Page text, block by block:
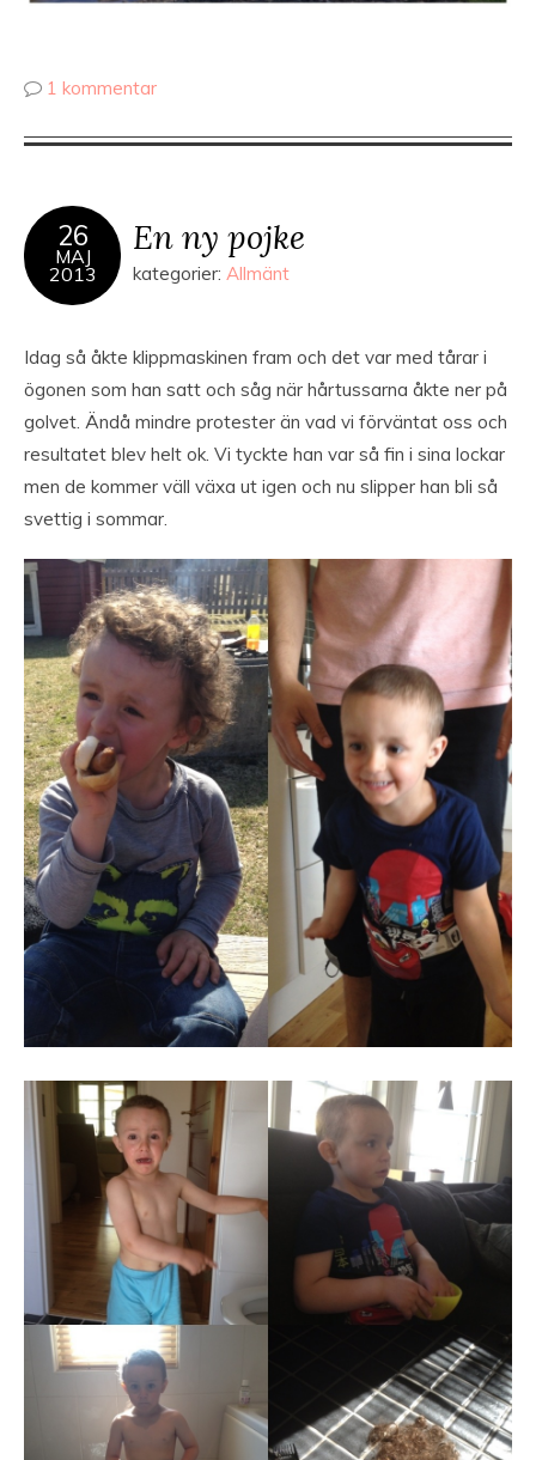
1 kommentar
26
MAJ
2013
En ny pojke
kategorier: Allmänt
Idag så åkte klippmaskinen fram och det var med tårar i
ögonen som han satt och såg när hårtussarna åkte ner på
golvet. Ändå mindre protester än vad vi förväntat oss och
resultatet blev helt ok. Vi tyckte han var så fin i sina lockar
men de kommer väll växa ut igen och nu slipper han bli så
svettig i sommar.